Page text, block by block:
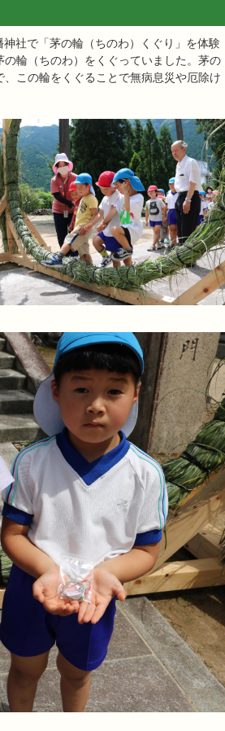
社で「茅の輪（ちのわ）くぐり」を体験
輪（ちのわ）をくぐっていました。茅の
この輪をくぐることで無病息災や厄除け